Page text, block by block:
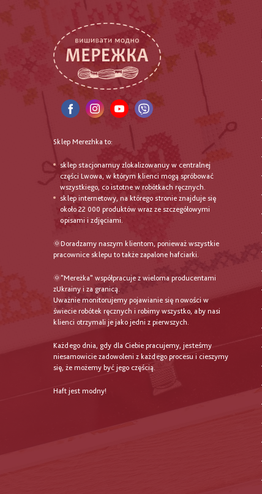
Sklep Merezhka to:
sklep stacjonarnuy zlokalizowanuy w centralnej
części Lwowa, w którym klienci mogą spróbować
wszystkiego, co istotne w robótkach ręcznych.
sklep internetowy, na którego stronie znajduje się
około 22 000 produktów wraz ze szczegółowymi
opisami i zdjęciami.
🌞Doradzamy naszym klientom, ponieważ wszystkie
pracownice sklepu to także zapalone hafciarki.
🌞"Mereżka" współpracuje z wieloma producentami
zUkrainy i za granicą.
Uważnie monitorujemy pojawianie się nowości w
świecie robótek ręcznych i robimy wszystko, aby nasi
klienci otrzymali je jako jedni z pierwszych.
Każdego dnia, gdy dla Ciebie pracujemy, jesteśmy
niesamowicie zadowoleni z każdego procesu i cieszymy
się, że możemy być jego częścią.
Haft jest modny!